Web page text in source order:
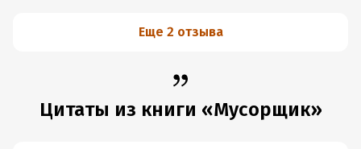
Еще 2 отзыва
Цитаты из книги «Мусорщик»